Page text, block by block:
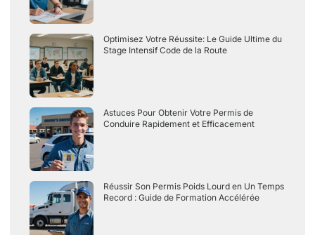
Optimisez Votre Réussite: Le Guide Ultime du
Stage Intensif Code de la Route
Astuces Pour Obtenir Votre Permis de
Conduire Rapidement et Efficacement
Réussir Son Permis Poids Lourd en Un Temps
Record : Guide de Formation Accélérée